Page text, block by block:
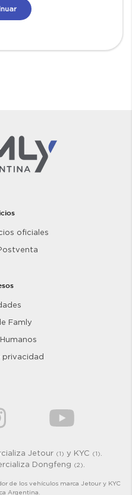
oficiales
Famly
privacidad
Jetour (1) y KYC (1)
Dongfeng (2)
de los vehículos marca Jetour y KYC
Argentina.